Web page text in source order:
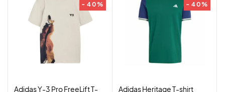
- 40%
Adidas Y-3 Pro FreeLift T-
- 40%
Adidas Heritage T-shirt